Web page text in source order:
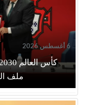
ملف
6 أغسطس 2026